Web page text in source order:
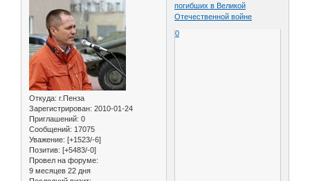
Откуда: г.Пенза
Зарегистрирован: 2010-01-24
Приглашений: 0
Сообщений: 17075
Уважение: [+1523/-6]
Позитив: [+5483/-0]
Провел на форуме:
9 месяцев 22 дня
погибших в Великой
Отечественной войне
0